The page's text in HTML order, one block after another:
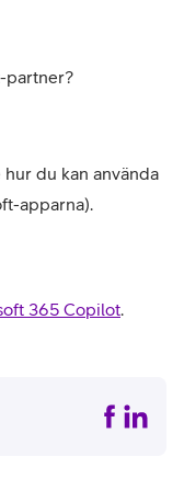
partner?
du kan använda
apparna).
365 Copilot